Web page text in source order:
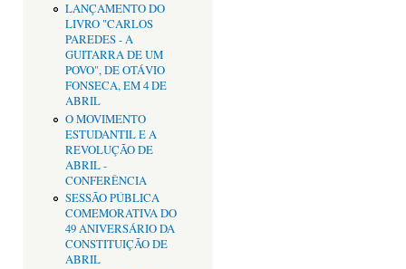
LANÇAMENTO DO
LIVRO "CARLOS
PAREDES - A
GUITARRA DE UM
POVO", DE OTÁVIO
FONSECA, EM 4 DE
ABRIL
O MOVIMENTO
ESTUDANTIL E A
REVOLUÇÃO DE
ABRIL -
CONFERÊNCIA
SESSÃO PÚBLICA
COMEMORATIVA DO
49 ANIVERSÁRIO DA
CONSTITUIÇÃO DE
ABRIL